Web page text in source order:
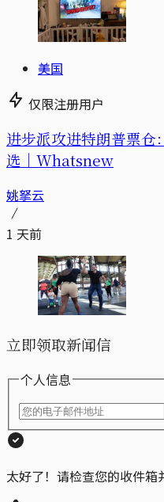
美国
仅限注册用户
进步派攻进特朗普票仓
选｜Whatsnew
姚拏云
1 天前
立即领取新闻信
个人信息
太好了！请检查您的收件箱